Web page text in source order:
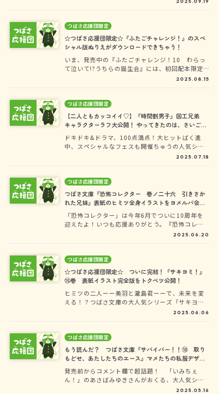
め、爆破寸前の高層タワーをかけあがれ！！！こ
の発売を記念して……。つばさ応援団の・み・
ん・な・だけに……っ！新刊・第20巻のカバーイ
ラストから、今回大活躍の＜世界一クラブ＞のふ
たりーーー 光一＆和馬の、超カッコイイ全身イ
ラストを、おひろめしちゃいます！
つばさ応援団限定
☆つばさ応援団限定☆『ふたごチャレンジ！』のスペ
シャル版ぬりえがダウンロードできちゃう！
いま、発売中の『ふたごチャレンジ！10 わらっ
て泣いて!?うちらの誕生会』には、初回配本限定
で「こころカラフルぬりえ」がはさみこまれてる
ージョンのぬりえを大公開。絵がらは、マンガ版
『ふたごチャレンジ！①』のカバーイラストだよ
♪いますぐ見にいってダウンロードしちゃおう！
2025.08.15
つばさ応援団限定
【二人ともカッコイイ♡】『時間割男子』図工兄弟
キャラクターラフ大公開！ やってきたのは、さいごの
科目男子……？
ドキドキ&ドラマ、100点満点！大ヒットばく進
中、スペシャルなフェスも開催ちゅうの人気シリ
ーズ「時間割男子」！みんなの前にあらわれたの
漫画家 榎 のとさんの「キャラクターラフ」をスペ
シャル公開！17巻で、さいごにやってきた「図工
兄弟」図工ガクくんと図工サクくんのデザインを
公開するよ♪ カッコいいお洋服の解説つき！
2025.07.18
つばさ応援団限定
つばさ文庫『恐怖コレクター 巻ノ二十六 引きさか
れた兄妹』表紙のヒミツ全身イラストをヨメルバ会員
だけに大公開！
「恐怖コレクター」は今年6月でついに10周年を
迎えたよ！いつも応援ありがとう。『恐怖コレク
ター 巻ノ二十六 引きさかれた兄妹』が発売し
トレーターのよんさんが、こだわって丁寧に描い
てくれているんだ。実は表紙イラストでは、ヒミ
ツの隠れて見えない部分も、よんさんは描いてく
れているのです…！そんなヒミツの全身イラスト
をつばさ応援団のみんなだけに、特別におひろめ
しちゃうよ！このイラストを見られるのはここだ
2025.06.20
つばさ応援団限定
☆つばさ応援団限定☆ ついに完結！『サキヨミ！』
⑮巻 表紙イラスト完全版をトクベツ公開！
ヒミツの二人ーー美羽と瀧島君ーーで、未来を変
える！？つばさ文庫の大人気シリーズ「サキヨ
ミ！」が、6月11日（水）に発売する最新刊『サ
のみんなだけに、15巻のカラーイラスト完全版
を、おひろめしちゃいます！
2025.06.06
つばさ応援団限定
もう読んだ？ つばさ文庫『サバイバー！！⑩ 取り
もどせ、あたしたちのエース』マメたちの私服デザイ
ンラフを大公開！
発売前からコメント欄で超話題！ 「いみちぇ
ん！」のあさばみゆきさんがおくる、大人気シリ
ーズ『サバイバー！！』最新刊が5月9日に発売さ
2025.05.16